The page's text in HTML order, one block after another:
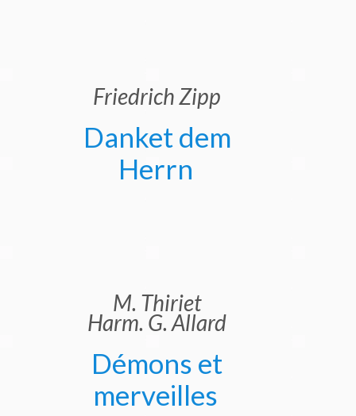
Friedrich Zipp
Danket dem
Herrn
M. Thiriet
Harm. G. Allard
Démons et
merveilles